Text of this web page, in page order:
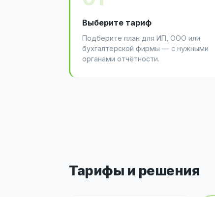
Выберите тариф
Подберите план для ИП, ООО или
бухгалтерской фирмы — с нужными
органами отчётности.
Тарифы и решения